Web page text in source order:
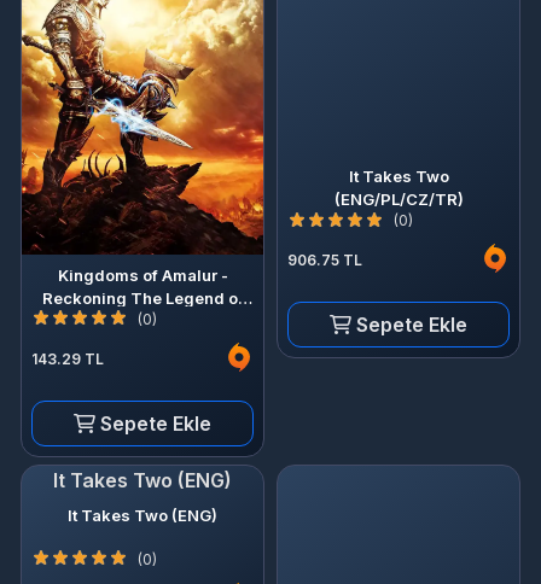
Kingdoms of Amalur -
Reckoning The Legend of
Dead Kel (DLC)
(0)
143.29 TL
Sepete Ekle
It Takes Two
(ENG/PL/CZ/TR)
(0)
906.75 TL
Sepete Ekle
It Takes Two (ENG)
It Takes Two (ENG)
(0)